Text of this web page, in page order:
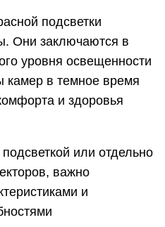
подсветки
Они заключаются в
уровня освещенности
камер в темное время
и здоровья
или отдельно
важно
и